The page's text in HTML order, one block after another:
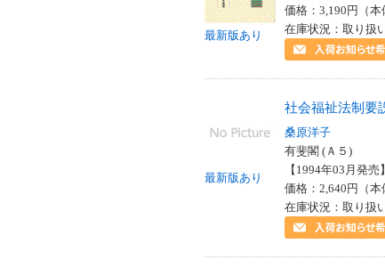
最新版あり
価格：3,190円（本
在庫状況：取り扱
最新版あり
社会福祉法制
桑原洋子
有斐閣 (Ａ５)
【1994年03月発
価格：2,640円（本
在庫状況：取り扱